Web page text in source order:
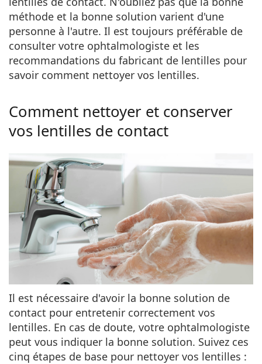
méthode et la bonne solution varient d'une
personne à l'autre. Il est toujours préférable de
consulter votre ophtalmologiste et les
recommandations du fabricant de lentilles pour
savoir comment nettoyer vos lentilles.
Comment nettoyer et conserver
vos lentilles de contact
Il est nécessaire d'avoir la bonne solution de
contact pour entretenir correctement vos
lentilles. En cas de doute, votre ophtalmologiste
peut vous indiquer la bonne solution. Suivez ces
cinq étapes de base pour nettoyer vos lentilles :